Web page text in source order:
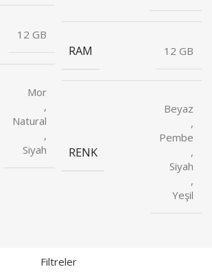
12 GB
Mor
,
Natural
,
Siyah
RAM 12 GB
RENK
Beyaz
,
Pembe
,
Siyah
,
Yeşil
Filtreler